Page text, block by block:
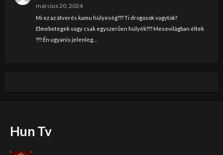
március 20, 2024
Mi ez az átverés kamu hülyeség??? Ti drogosok vagytok?
Elmebetegek vagy csak egyszerűen hülyék??? Mesevilágban éltek
??? Én ugyanis jelenleg…
Hun Tv